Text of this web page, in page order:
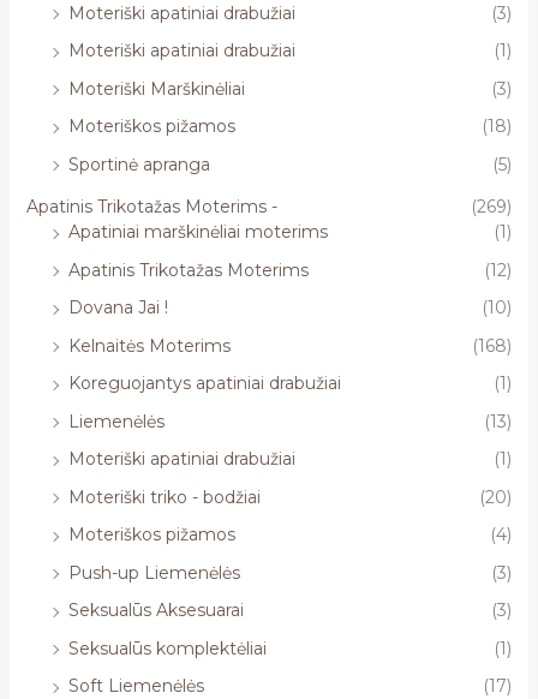
Moteriški apatiniai drabužiai
(3)
Moteriški apatiniai drabužiai
(1)
Moteriški Marškinėliai
(3)
Moteriškos pižamos
(18)
Sportinė apranga
(5)
Apatinis Trikotažas Moterims -
(269)
Apatiniai marškinėliai moterims
(1)
Apatinis Trikotažas Moterims
(12)
Dovana Jai !
(10)
Kelnaitės Moterims
(168)
Koreguojantys apatiniai drabužiai
(1)
Liemenėlės
(13)
Moteriški apatiniai drabužiai
(1)
Moteriški triko - bodžiai
(20)
Moteriškos pižamos
(4)
Push-up Liemenėlės
(3)
Seksualūs Aksesuarai
(3)
Seksualūs komplektėliai
(1)
Soft Liemenėlės
(17)